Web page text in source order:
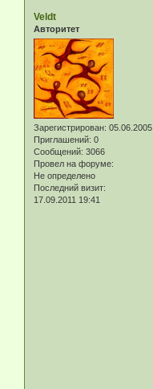
Veldt
Авторитет
Зарегистрирован: 05.06.2005
Приглашений: 0
Сообщений: 3066
Провел на форуме:
Не определено
Последний визит:
17.09.2011 19:41